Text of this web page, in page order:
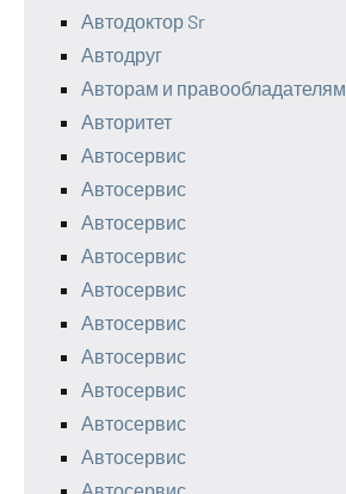
Автодоктор Sr
Автодруг
Авторам и правообладателям
Авторитет
Автосервис
Автосервис
Автосервис
Автосервис
Автосервис
Автосервис
Автосервис
Автосервис
Автосервис
Автосервис